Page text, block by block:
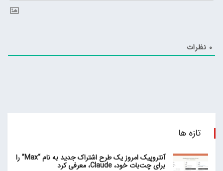
0 نظرات
تازه ها
آنتروپیک امروز یک طرح اشتراک جدید به نام “Max” را
برای چت‌بات خود، Claude، معرفی کرد